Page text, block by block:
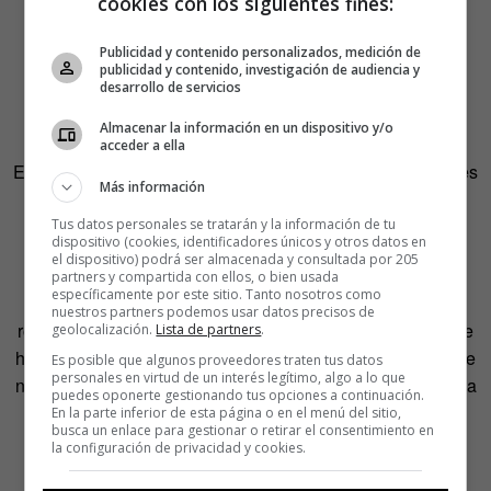
Es cierto que tal comportamiento cuestiona las famosas tres
leyes de la robótica de Asimov, pero, por otro lado,
establece una relación hombre máquina mucho más
equitativa.
En el experimento de HRI, el hombre le dice al pequeño
robot, que se encuentra al borde de una mesa, que camine
hacia delante. La máquina se niega aduciendo que delante
no hay superficie. Pero cuando el hombre se compromete a
sujetarle para que no caiga al suelo, el robot comienza a
caminar confiando en su palabra.
Publicidad y contenido personalizados, medición de
publicidad y contenido, investigación de audiencia y
desarrollo de servicios
Almacenar la información en un dispositivo y/o
acceder a ella
Más información
Tus datos personales se tratarán y la información de tu
dispositivo (cookies, identificadores únicos y otros datos en
el dispositivo) podrá ser almacenada y consultada por 205
partners y compartida con ellos, o bien usada
específicamente por este sitio. Tanto nosotros como
nuestros partners podemos usar datos precisos de
geolocalización. Lista de partners.
Es posible que algunos proveedores traten tus datos
personales en virtud de un interés legítimo, algo a lo que
puedes oponerte gestionando tus opciones a continuación.
En la parte inferior de esta página o en el menú del sitio,
busca un enlace para gestionar o retirar el consentimiento en
la configuración de privacidad y cookies.